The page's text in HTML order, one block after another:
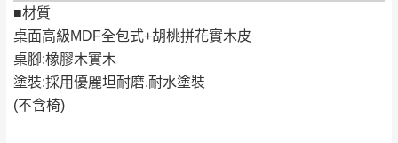
■材質
桌面高級MDF全包式+胡桃拼花實木皮
桌腳:橡膠木實木
塗裝:採用優麗坦耐磨.耐水塗裝
(不含椅)
NT$500元
$ 9,000以上：免
機當天到貨前皆會再與您通知，讓你不用整
天在家等貨，以節省您的寶貴時間。
由於百貨公司配送較為不易，故暫無法配送